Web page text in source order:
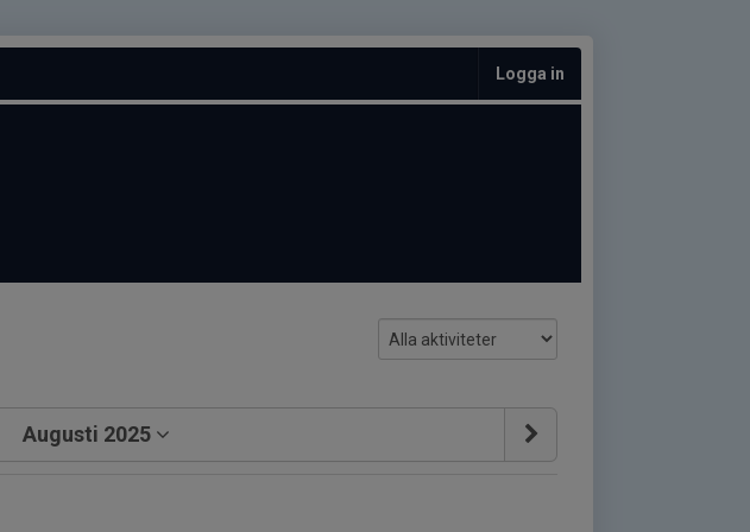
Logga in
Augusti 2025